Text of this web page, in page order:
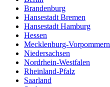
Brandenburg
Hansestadt Bremen
Hansestadt Hamburg
Hessen
Mecklenburg-Vorpommern
Niedersachsen
Nordrhein-Westfalen
Rheinland-Pfalz
Saarland